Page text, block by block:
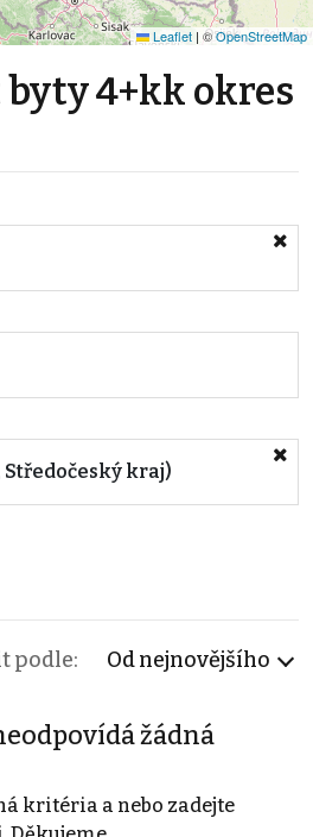
Leaflet | ©OpenStreetMap
4+kk okres
kraj)
podle: Od nejnovějšího
žádná
kritéria a nebo zadejte